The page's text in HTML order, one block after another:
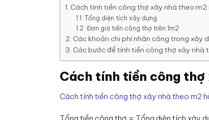
Cách tính tiền công thợ xây nhà theo m2
Tổng diện tích xây dựng
Đơn giá tiền công thợ trên 1m2
Các khoản chi phí nhân công trong xây
Các bước để tính tiền công thợ xây nhà
Cách tính tiền công thợ
Cách tính tiền công thợ xây nhà theo m2